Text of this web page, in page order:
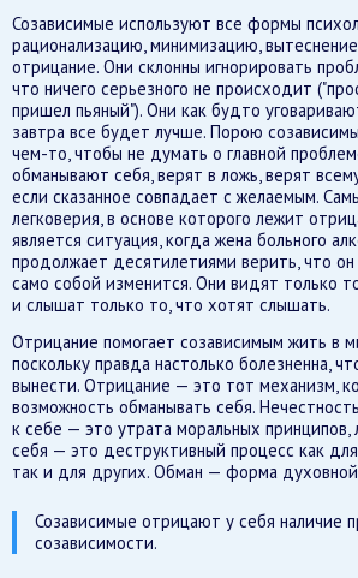
Созависимые используют все формы
рационализацию, минимизацию,
отрицание. Они склонны игнорировать
что ничего серьезного не происходит
пришел пьяный"). Они как будто
завтра все будет лучше. Порою
чем-то, чтобы не думать о главной
обманывают себя, верят в ложь, верят
если сказанное совпадает с желаемым.
легковерия, в основе которого лежит
является ситуация, когда жена больного
продолжает десятилетиями верить, что
само собой изменится. Они видят только
и слышат только то, что хотят слышать.
Отрицание помогает созависимым жить в
поскольку правда настолько болезненна,
вынести. Отрицание — это тот механизм,
возможность обманывать себя.
к себе — это утрата моральных принципов,
себя — это деструктивный процесс как
так и для других. Обман — форма
Созависимые отрицают у себя наличие
созависимости.